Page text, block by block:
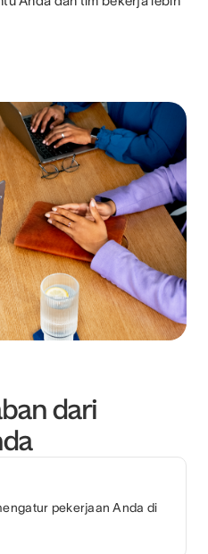
dari
pekerjaan Anda di